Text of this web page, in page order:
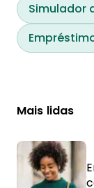
Simulador
Mais lidas